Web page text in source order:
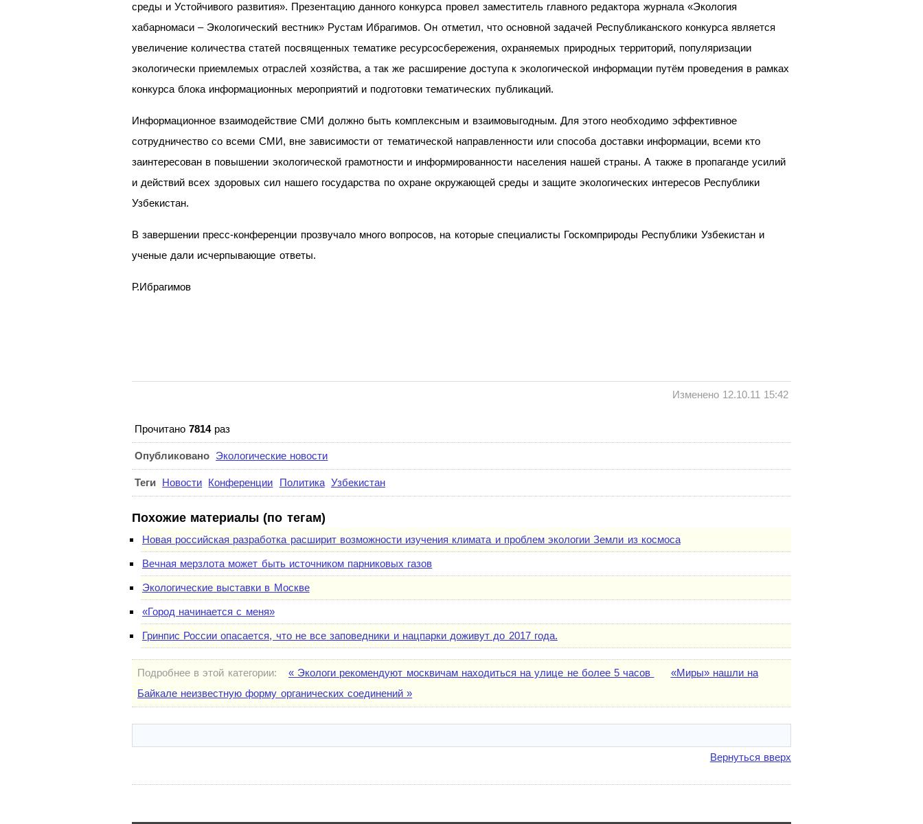
среды и Устойчивого развития». Презентацию данного конкурса провел заместитель главного редактора журнала «Экология
хабарномаси – Экологический вестник» Рустам Ибрагимов. Он отметил, что основной задачей Республиканского конкурса является
увеличение количества статей посвященных тематике ресурсосбережения, охраняемых природных территорий, популяризации
экологически приемлемых отраслей хозяйства, а так же расширение доступа к экологической информации путём проведения в рамках
конкурса блока информационных мероприятий и подготовки тематических публикаций.
Информационное взаимодействие СМИ должно быть комплексным и взаимовыгодным. Для этого необходимо эффективное
сотрудничество со всеми СМИ, вне зависимости от тематической направленности или способа доставки информации, всеми кто
заинтересован в повышении экологической грамотности и информированности населения нашей страны. А также в пропаганде усилий
и действий всех здоровых сил нашего государства по охране окружающей среды и защите экологических интересов Республики
Узбекистан.
В завершении пресс-конференции прозвучало много вопросов, на которые специалисты Госкомприроды Республики Узбекистан и
ученые дали исчерпывающие ответы.
Р.Ибрагимов
Изменено 12.10.11 15:42
Прочитано7814раз
Опубликовано Экологические новости
Теги Новости Конференции Политика Узбекистан
Похожие материалы (по тегам)
Новая российская разработка расширит возможности изучения климата и проблем экологии Земли из космоса
Вечная мерзлота может быть источником парниковых газов
Экологические выставки в Москве
«Город начинается с меня»
Гринпис России опасается, что не все заповедники и нацпарки доживут до 2017 года.
Подробнее в этой категории: « Экологи рекомендуют москвичам находиться на улице не более 5 часов
«Миры» нашли на
Байкале неизвестную форму органических соединений »
Вернуться вверх